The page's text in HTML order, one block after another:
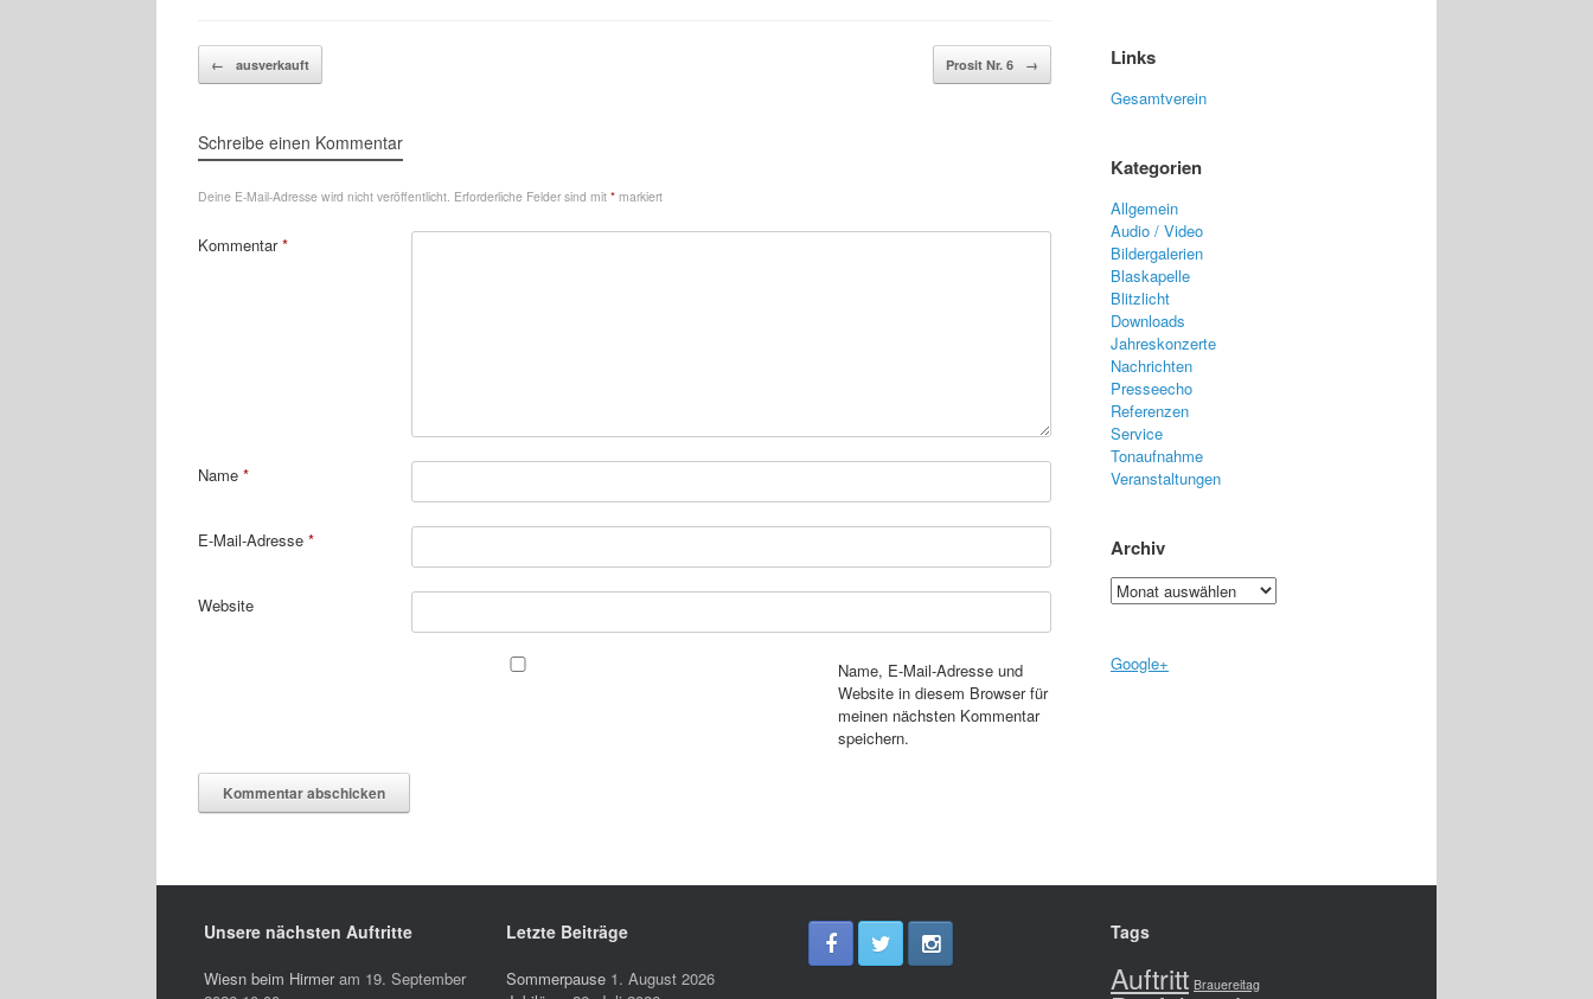
Beitragsnavigation
← ausverkauft Prosit Nr. 6 →
Schreibe einen Kommentar
Deine E-Mail-Adresse wird nicht veröffentlicht. Erforderliche Felder sind mit * markiert
Kommentar*
Name *
E-Mail-Adresse *
Website
Name, E-Mail-Adresse und
Website in diesem Browser für
meinen nächsten Kommentar
speichern.
Links
Gesamtverein
Kategorien
Allgemein
Audio / Video
Bildergalerien
Blaskapelle
Blitzlicht
Downloads
Jahreskonzerte
Nachrichten
Presseecho
Referenzen
Service
Tonaufnahme
Veranstaltungen
Archiv
Archiv
Google+
Unsere nächsten Auftritte
Wiesn beim Hirmeram 19. September
Letzte Beiträge
Sommerpause 1. August 2026
Tags
Auftritt Brauereitag